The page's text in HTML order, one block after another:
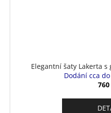
Elegantní šaty Lakerta
Dodání cca
760